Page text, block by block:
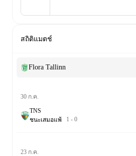
สถิติแมตช์
Flora Tallinn
30 ก.ค.
TNS
ชนะเสมอแพ้ 1 - 0
23 ก.ค.